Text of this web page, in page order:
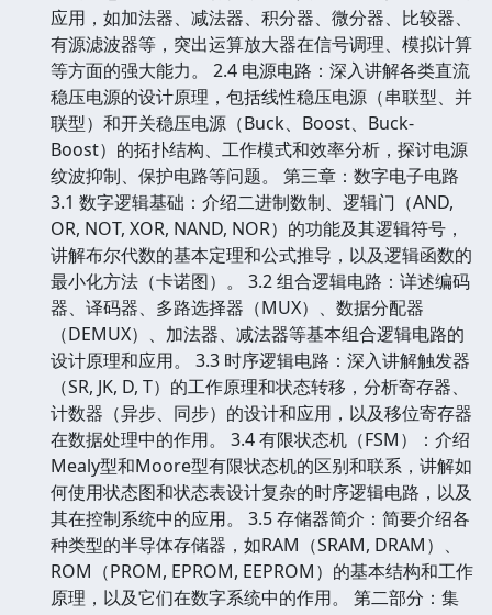
应用，如加法器、减法器、积分器、微分器、比较器、
有源滤波器等，突出运算放大器在信号调理、模拟计算
等方面的强大能力。 2.4 电源电路：深入讲解各类直流
稳压电源的设计原理，包括线性稳压电源（串联型、并
联型）和开关稳压电源（Buck、Boost、Buck-
Boost）的拓扑结构、工作模式和效率分析，探讨电源
纹波抑制、保护电路等问题。 第三章：数字电子电路
3.1 数字逻辑基础：介绍二进制数制、逻辑门（AND,
OR, NOT, XOR, NAND, NOR）的功能及其逻辑符号，
讲解布尔代数的基本定理和公式推导，以及逻辑函数的
最小化方法（卡诺图）。 3.2 组合逻辑电路：详述编码
器、译码器、多路选择器（MUX）、数据分配器
（DEMUX）、加法器、减法器等基本组合逻辑电路的
设计原理和应用。 3.3 时序逻辑电路：深入讲解触发器
（SR, JK, D, T）的工作原理和状态转移，分析寄存器、
计数器（异步、同步）的设计和应用，以及移位寄存器
在数据处理中的作用。 3.4 有限状态机（FSM）：介绍
Mealy型和Moore型有限状态机的区别和联系，讲解如
何使用状态图和状态表设计复杂的时序逻辑电路，以及
其在控制系统中的应用。 3.5 存储器简介：简要介绍各
种类型的半导体存储器，如RAM（SRAM, DRAM）、
ROM（PROM, EPROM, EEPROM）的基本结构和工作
原理，以及它们在数字系统中的作用。 第二部分：集